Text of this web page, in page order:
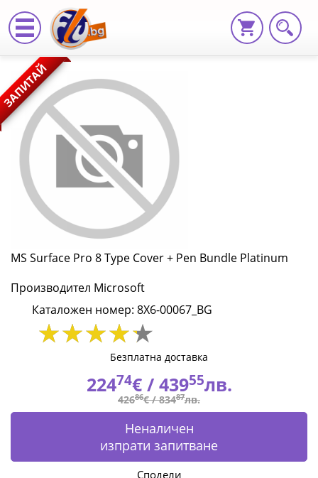
MS
Surface
Pro
8
Type
Cover
+
Pen
Bundle
Platinum
8X6-
00067_BG
Fly.bg
ЗАПИТАЙ
MS Surface Pro 8 Type Cover + Pen Bundle Platinum
Производител Microsoft
Каталожен номер: 8X6-00067_BG
Безплатна доставка
22474€ / 43955лв.
42686€ /83487лв.
Неналичен
изпрати запитване
Сподели